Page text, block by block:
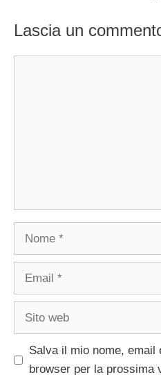
Lascia un
Nome
Email
Sito
Salva il mio nome, email
browser per la prossima